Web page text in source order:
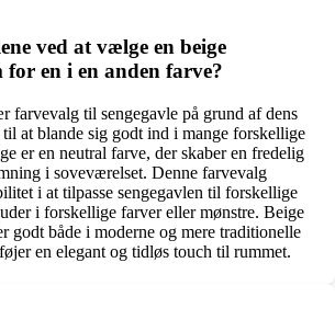
ved at vælge en beige
for en i en anden farve?
farvevalg til sengegavle på grund af dens
at blande sig godt ind i mange forskellige
er en neutral farve, der skaber en fredelig
i soveværelset. Denne farvevalg
i at tilpasse sengegavlen til forskellige
i forskellige farver eller mønstre. Beige
godt både i moderne og mere traditionelle
en elegant og tidløs touch til rummet.